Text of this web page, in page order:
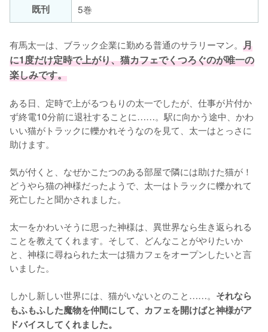
既刊
5巻
有馬太一は、ブラック企業に勤める普通のサラリーマン。 月
に1度だけ定時で上がり、猫カフェでくつろぐのが唯一の
楽しみです。
ある日、定時で上がるつもりの太一でしたが、仕事が片付か
ず終電10分前に退社することに……。駅に向かう途中、かわ
いい猫がトラックに轢かれそうなのを見て、太一はとっさに
助けます。
気が付くと、なぜかこたつのある部屋で隣には助けた猫が！
どうやら猫の神様だったようで、太一はトラックに轢かれて
死亡したと聞かされました。
太一をかわいそうに思った神様は、異世界なら生き返られる
ことを教えてくれます。そして、どんなことがやりたいか
と、神様に尋ねられた太一は猫カフェをオープンしたいと言
いました。
しかし新しい世界には、猫がいないとのこと……。 それなら
もふもふした魔物を仲間にして、カフェを開けばと神様がア
ドバイスしてくれました。